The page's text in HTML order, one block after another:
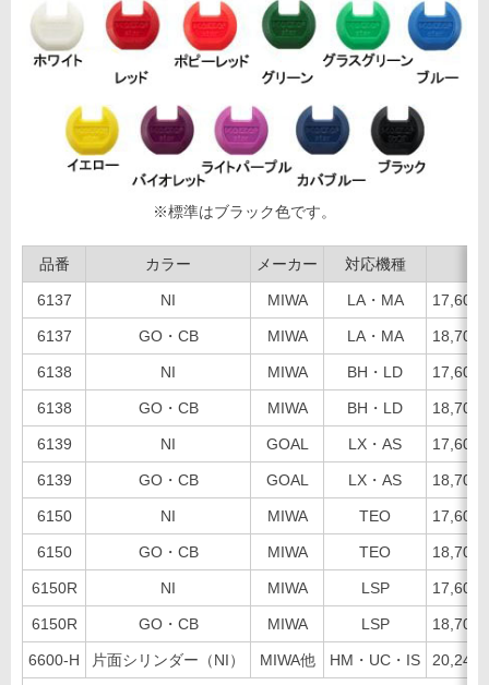
※標準はブラック色です。
品番 カラー メーカー 対応機種
6137 NI MIWA LA・MA 17,600
6137 GO・CB MIWA LA・MA 18,700
6138 NI MIWA BH・LD 17,600
6138 GO・CB MIWA BH・LD 18,700
6139 NI GOAL LX・AS 17,600
6139 GO・CB GOAL LX・AS 18,700
6150 NI MIWA TEO 17,600
6150 GO・CB MIWA TEO 18,700
6150R NI MIWA LSP 17,600
6150R GO・CB MIWA LSP 18,700
6600-H 片面シリンダー（NI） MIWA他 HM・UC・IS 20,240